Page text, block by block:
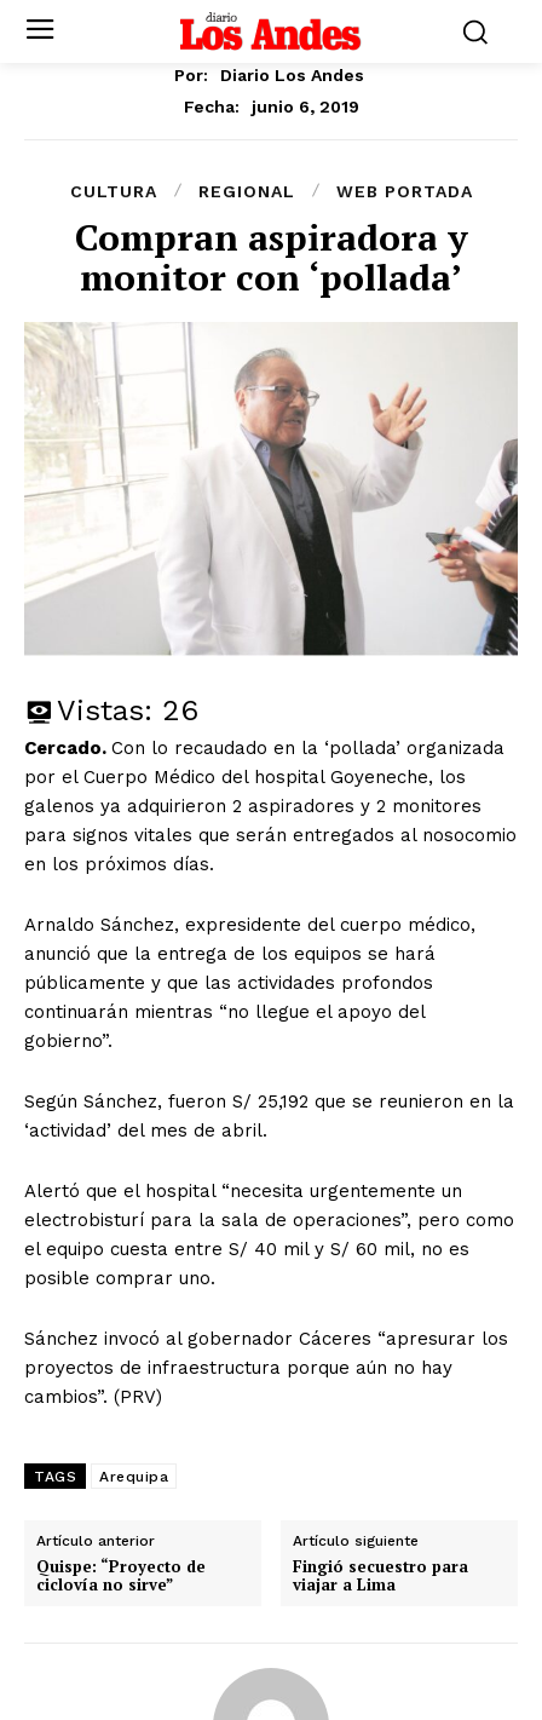
Por:
Diario Los Andes
Fecha:
junio 6, 2019
CULTURA REGIONAL WEB PORTADA
Compran aspiradora y
monitor con ‘pollada’
Vistas: 26
Cercado. Con lo recaudado en la ‘pollada’ organizada
por el Cuerpo Médico del hospital Goyeneche, los
galenos ya adquirieron 2 aspiradores y 2 monitores
para signos vitales que serán entregados al nosocomio
en los próximos días.
Arnaldo Sánchez, expresidente del cuerpo médico,
anunció que la entrega de los equipos se hará
públicamente y que las actividades profondos
continuarán mientras “no llegue el apoyo del
gobierno”.
Según Sánchez, fueron S/ 25,192 que se reunieron en la
‘actividad’ del mes de abril.
Alertó que el hospital “necesita urgentemente un
electrobisturí para la sala de operaciones”, pero como
el equipo cuesta entre S/ 40 mil y S/ 60 mil, no es
posible comprar uno.
Sánchez invocó al gobernador Cáceres “apresurar los
proyectos de infraestructura porque aún no hay
cambios”. (PRV)
TAGS Arequipa
Artículo anterior
Quispe: “Proyecto de
ciclovía no sirve”
Artículo siguiente
Fingió secuestro para
viajar a Lima